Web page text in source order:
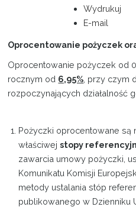
Projekty
Wydrukuj
E-mail
Oprocentowanie pożyczek
Oprocentowanie pożyczek od
rocznym od 6,95% , przy czym
rozpoczynających działalność
Pożyczki oprocentowane są
właściwejstopy
zawarcia umowy pożyczki,
Komunikatu Komisji
metody ustalania stóp
publikowanego w Dzienniku